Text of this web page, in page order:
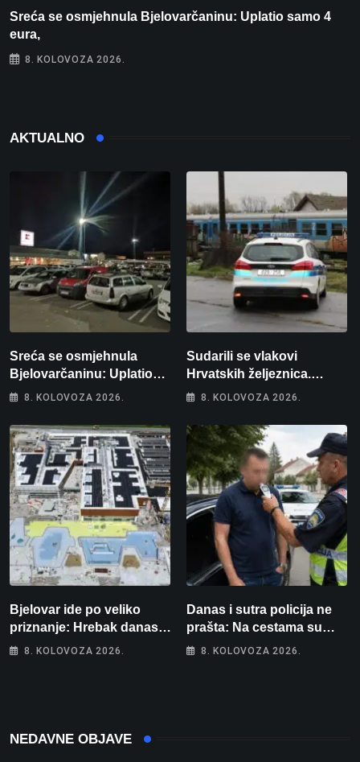
Sreća se osmjehnula Bjelovarčaninu: Uplatio samo 4
eura,
8. KOLOVOZA 2026.
AKTUALNO
Sreća se osmjehnula
Bjelovarčaninu: Uplatio
samo 4 eura, a osvojio
8. KOLOVOZA 2026.
Sudarili se vlakovi
Hrvatskih željeznica.
Šestero osoba teško
intenzivnoj
8. KOLOVOZA 2026.
Bjelovar ide po veliko
priznanje: Hrebak danas u
Parizu predstavlja
8. KOLOVOZA 2026.
Danas i sutra policija ne
prašta: Na cestama su
posebno na meti ovi
8. KOLOVOZA 2026.
NEDAVNE OBJAVE